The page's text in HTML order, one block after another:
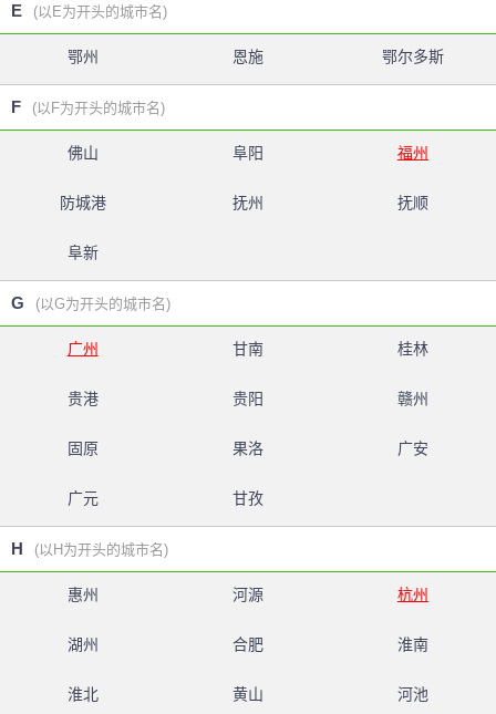
E (以E为开头的城市名)
鄂州 恩施 鄂尔多斯
F (以F为开头的城市名)
佛山 阜阳 福州
防城港 抚州 抚顺
阜新
G (以G为开头的城市名)
广州 甘南 桂林
贵港 贵阳 赣州
固原 果洛 广安
广元 甘孜
H (以H为开头的城市名)
惠州 河源 杭州
湖州 合肥 淮南
淮北 黄山 河池